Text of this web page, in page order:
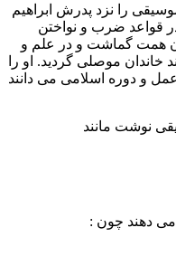
را نزد پدرش ابراهیم
قواعد ضرب و نواختن
آن همت گماشت و در علم و
موصلی گردید. او را
و دوره اسلامی می دانند
نوشت مانند
می دهند چون :